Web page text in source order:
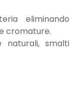
eliminando
cromature.
naturali, smalti